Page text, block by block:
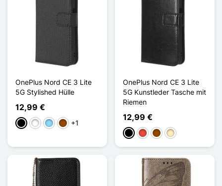
OnePlus Nord CE 3 Lite
5G Stylished Hülle
12,99 €
Schwarz
WeißHellblauBraun
+1
OnePlus Nord CE 3 Lite
5G Kunstleder Tasche mit
Riemen
12,99 €
Schwarz
Rot BraunGolden